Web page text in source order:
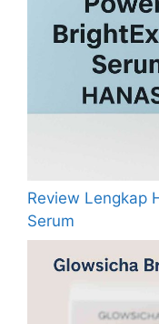
Review Lengkap
Serum